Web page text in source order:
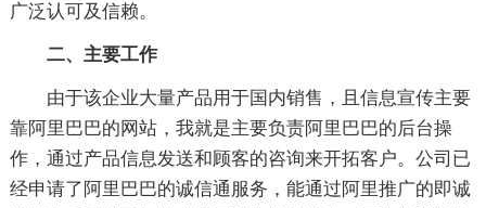
广泛认可及信赖。
二、主要工作
由于该企业大量产品用于国内销售，且信息宣传主要
靠阿里巴巴的网站，我就是主要负责阿里巴巴的后台操
作，通过产品信息发送和顾客的咨询来开拓客户。公司已
经申请了阿里巴巴的诚信通服务，能通过阿里推广的即诚